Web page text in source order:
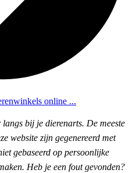
online ...
bij je dierenarts. De meeste
website zijn gegenereerd met
gebaseerd op persoonlijke
Heb je een fout gevonden?